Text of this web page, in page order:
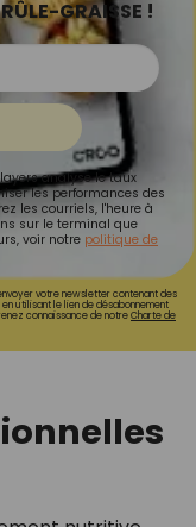
GRAISSE !
analyse le taux
les performances des
les courriels, l'heure à
sur le terminal que
voir notre politique de
votre newsletter contenant des
utilisant le lien de désabonnement
connaissance de notreCharte de